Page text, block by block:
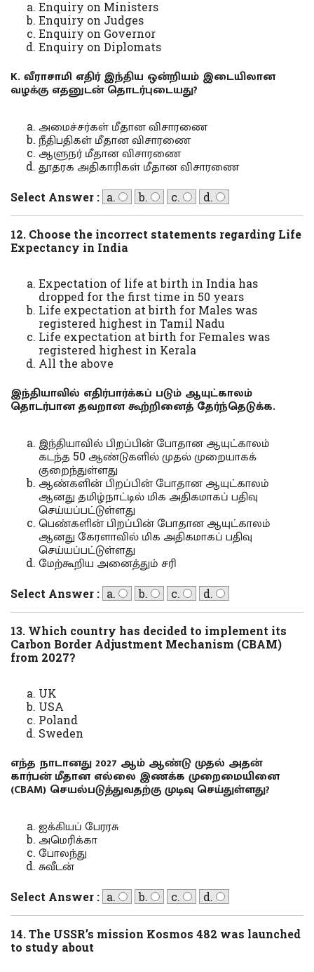
Enquiry on Ministers
Enquiry on Judges
Enquiry on Governor
Enquiry on Diplomats
K. வீராசாமி எதிர் இந்திய ஒன்றியம் இடையிலான
வழக்கு எதனுடன் தொடர்புடையது?
அமைச்சர்கள் மீதான விசாரணை
நீதிபதிகள் மீதான விசாரணை
ஆளுநர் மீதான விசாரணை
தூதரக அதிகாரிகள் மீதான விசாரணை
Select Answer : a. b. c. d.
12. Choose the incorrect statements regarding Life
Expectancy in India
Expectation of life at birth in India has
dropped for the first time in 50 years
Life expectation at birth for Males was
registered highest in Tamil Nadu
Life expectation at birth for Females was
registered highest in Kerala
All the above
இந்தியாவில் எதிர்பார்க்கப் படும் ஆயுட்காலம்
தொடர்பான தவறான கூற்றினைத் தேர்ந்தெடுக்க.
இந்தியாவில் பிறப்பின் போதான ஆயுட்காலம்
கடந்த 50 ஆண்டுகளில் முதல் முறையாகக்
குறைந்துள்ளது
ஆண்களின் பிறப்பின் போதான ஆயுட்காலம்
ஆனது தமிழ்நாட்டில் மிக அதிகமாகப் பதிவு
செய்யப்பட்டுள்ளது
பெண்களின் பிறப்பின் போதான ஆயுட்காலம்
ஆனது கேரளாவில் மிக அதிகமாகப் பதிவு
செய்யப்பட்டுள்ளது
மேற்கூறிய அனைத்தும் சரி
Select Answer : a. b. c. d.
13. Which country has decided to implement its
Carbon Border Adjustment Mechanism (CBAM)
from 2027?
UK
USA
Poland
Sweden
எந்த நாடானது 2027 ஆம் ஆண்டு முதல் அதன்
கார்பன் மீதான எல்லை இணக்க முறைமையினை
(CBAM) செயல்படுத்துவதற்கு முடிவு செய்துள்ளது?
ஐக்கியப் பேரரசு
அமெரிக்கா
போலந்து
சுவீடன்
Select Answer : a. b. c. d.
14. The USSR’s mission Kosmos 482 was launched
to study about